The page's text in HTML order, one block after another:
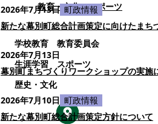
教育・文化・スポーツ
学校教育
教育委員会
生涯学習
スポーツ
歴史・文化
2026年7月13日 町政情報
新たな幕別町総合計画策定に向けたまち
2026年7月13日
幕別町まちづくりワークショップの実施
2026年7月10日 町政情報
新たな幕別町総合計画策定方針について